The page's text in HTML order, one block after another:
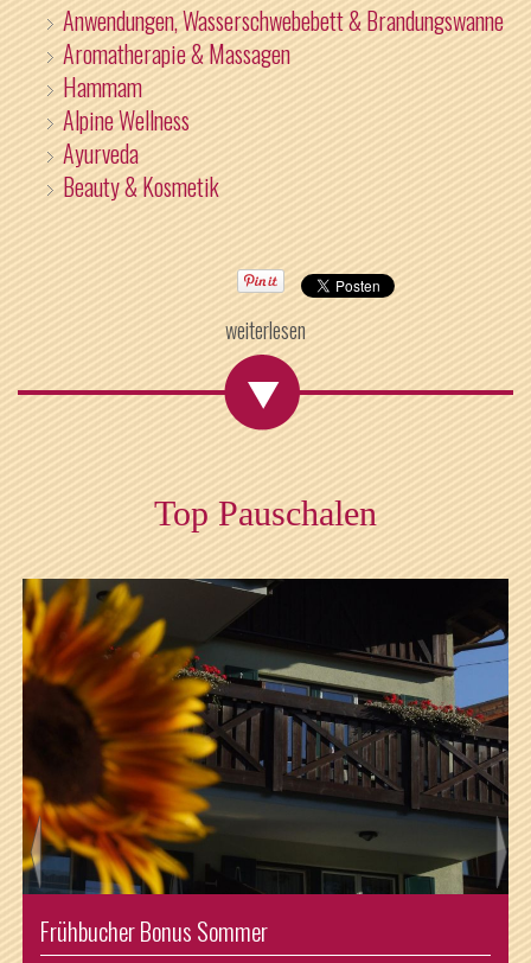
Anwendungen, Wasserschwebebett & Brandungswanne
Aromatherapie & Massagen
Hammam
Alpine Wellness
Ayurveda
Beauty & Kosmetik
weiterlesen
Top Pauschalen
Sommer Kurzurlaub genießen